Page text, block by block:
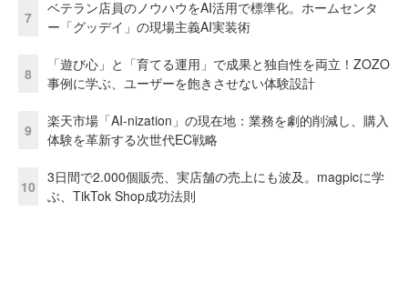
7
ベテラン店員のノウハウをAI活用で標準化。ホームセンタ
ー「グッデイ」の現場主義AI実装術
8
「遊び心」と「育てる運用」で成果と独自性を両立！ZOZO
事例に学ぶ、ユーザーを飽きさせない体験設計
9
楽天市場「AI-nization」の現在地：業務を劇的削減し、購入
体験を革新する次世代EC戦略
10
3日間で2.000個販売、実店舗の売上にも波及。magpicに学
ぶ、TikTok Shop成功法則